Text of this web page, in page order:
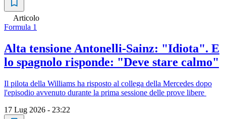
Articolo
Formula 1
Alta tensione Antonelli-Sainz: "Idiota". E
lo spagnolo risponde: "Deve stare calmo"
Il pilota della Williams ha risposto al collega della Mercedes dopo
l'episodio avvenuto durante la prima sessione delle prove libere
17 Lug 2026 - 23:22